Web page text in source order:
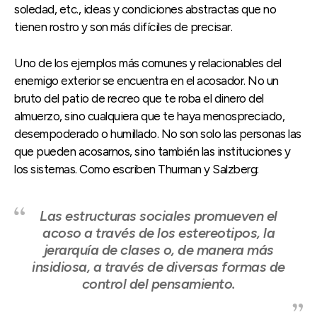
soledad, etc., ideas y condiciones abstractas que no
tienen rostro y son más difíciles de precisar.
Uno de los ejemplos más comunes y relacionables del
enemigo exterior se encuentra en el acosador. No un
bruto del patio de recreo que te roba el dinero del
almuerzo, sino cualquiera que te haya menospreciado,
desempoderado o humillado. No son solo las personas las
que pueden acosarnos, sino también las instituciones y
los sistemas. Como escriben Thurman y Salzberg:
Las estructuras sociales promueven el
acoso a través de los estereotipos, la
jerarquía de clases o, de manera más
insidiosa, a través de diversas formas de
control del pensamiento.